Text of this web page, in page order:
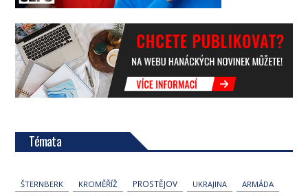
Témata
ŠTERNBERK KROMĚŘÍŽ PROSTĚJOV UKRAJINA ARMÁDA